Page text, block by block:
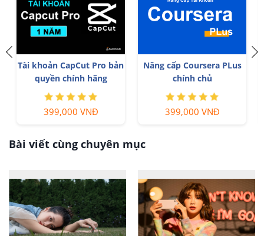
Nâng Cấp Tài khoản
Freepik Premium
599,900 VNĐ
Tài Khoản ChatGPT Plus
(GPT-4)
199,000 VNĐ
Bài viết cùng chuyên mục